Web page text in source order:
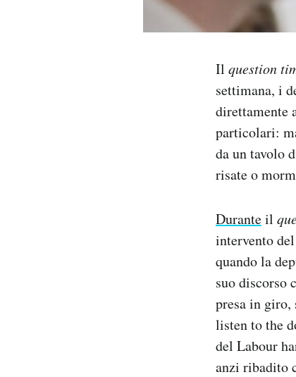
Il question
settimana, i
direttamente
particolari:
da un tavolo
risate o
Duranteil
intervento
quando la
suo discorso
presa in giro,
listen to the
del Labour
anzi ribadito